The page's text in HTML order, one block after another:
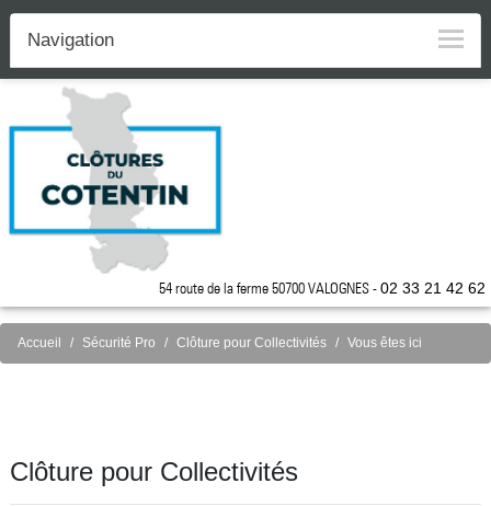
54 route de la ferme 50700 VALOGNES -02 33 21 42 62
Navigation
Accueil Sécurité Pro Clôture pour Collectivités Vous êtes ici
Clôture pour Collectivités